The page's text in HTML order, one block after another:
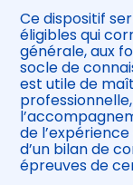
Ce dispositif
éligibles qui
générale, aux
socle de
est utile de
de
d’un bilan de
épreuves de